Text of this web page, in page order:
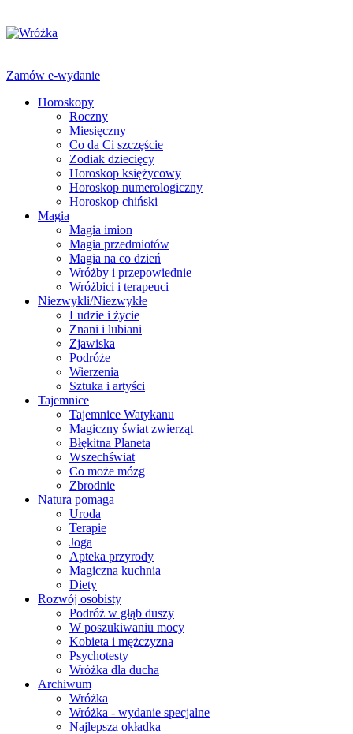
Zamów e-wydanie
Horoskopy
Roczny
Miesięczny
Co da Ci szczęście
Zodiak dziecięcy
Horoskop księżycowy
Horoskop numerologiczny
Horoskop chiński
Magia
Magia imion
Magia przedmiotów
Magia na co dzień
Wróżby i przepowiednie
Wróżbici i terapeuci
Niezwykli/Niezwykłe
Ludzie i życie
Znani i lubiani
Zjawiska
Podróże
Wierzenia
Sztuka i artyści
Tajemnice
Tajemnice Watykanu
Magiczny świat zwierząt
Błękitna Planeta
Wszechświat
Co może mózg
Zbrodnie
Natura pomaga
Uroda
Terapie
Joga
Apteka przyrody
Magiczna kuchnia
Diety
Rozwój osobisty
Podróż w głąb duszy
W poszukiwaniu mocy
Kobieta i mężczyzna
Psychotesty
Wróżka dla ducha
Archiwum
Wróżka
Wróżka - wydanie specjalne
Najlepsza okładka